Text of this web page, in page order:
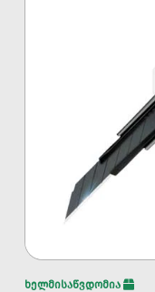
ხელმისაწვდომია